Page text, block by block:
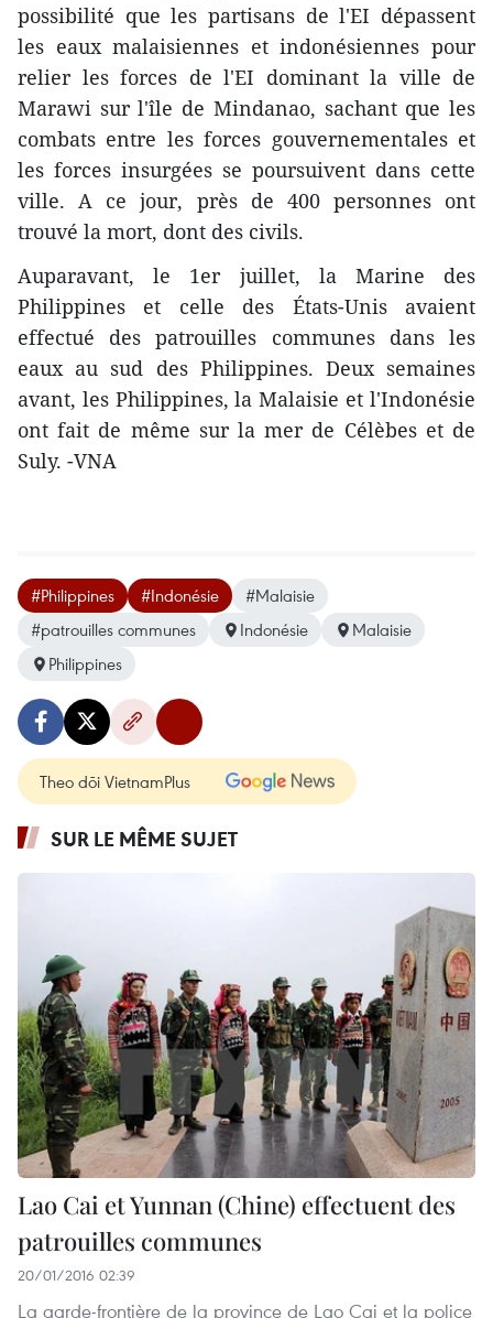
possibilité que les partisans de l'EI dépassent
les eaux malaisiennes et indonésiennes pour
relier les forces de l'EI dominant la ville de
Marawi sur l'île de Mindanao, sachant que les
combats entre les forces gouvernementales et
les forces insurgées se poursuivent dans cette
ville. A ce jour, près de 400 personnes ont
trouvé la mort, dont des civils​.
Auparavant, le 1er juillet, la Marine des
Philippines et celle des États-Unis avaient
effectué des patrouilles communes dans les
eaux au sud des Philippines. Deux semaines
avant, les Philippines, la Malaisie et l'Indonésie
ont fait de même sur la mer de Célèbes et de
Suly. -VNA
#Philippines #Indonésie
#Malaisie
#patrouilles communes
Indonésie
Malaisie
Philippines
Theo dõi VietnamPlus
SUR LE MÊME SUJET
Lao Cai et Yunnan (Chine) effectuent des
patrouilles communes
20/01/2016 02:39
La garde-frontière de la province de Lao Cai et la police